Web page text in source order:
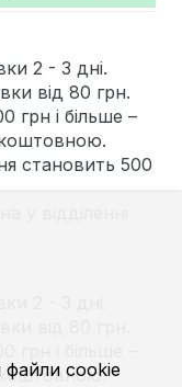
2 - 3 дні.
від 80 грн.
грн і більше –
становить 500
файли cookie